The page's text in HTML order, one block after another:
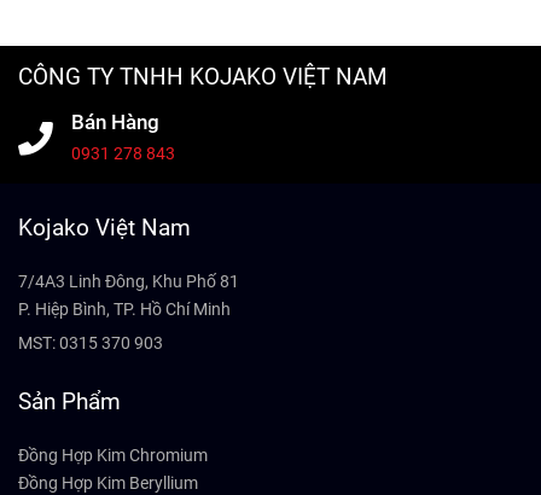
CÔNG TY TNHH KOJAKO VIỆT NAM
Bán Hàng
0931 278 843
Kojako Việt Nam
7/4A3 Linh Đông, Khu Phố 81
P. Hiệp Bình, TP. Hồ Chí Minh
MST: 0315 370 903
Sản Phẩm
Đồng Hợp Kim Chromium
Đồng Hợp Kim Beryllium